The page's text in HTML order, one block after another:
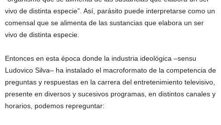
vivo de distinta especie”. Así, parásito puede interpretarse como un
comensal que se alimenta de las sustancias que elabora un ser
vivo de distinta especie.
Entonces en esta época donde la industria ideológica –sensu
Ludovico Silva– ha instalado el macroformato de la competencia de
preguntas y respuestas en la carrera del entretenimiento televisivo,
presente en diversos y sucesivos programas, en distintos canales y
horarios, podemos repreguntar: